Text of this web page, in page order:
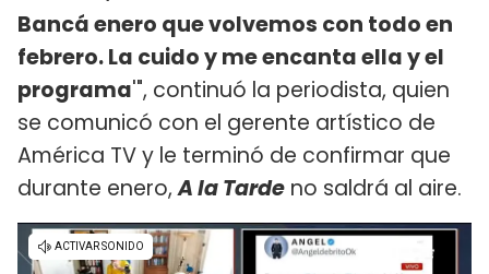
Bancá enero que volvemos con todo en
febrero. La cuido y me encanta ella y el
programa'", continuó la periodista, quien
se comunicó con el gerente artístico de
América TV y le terminó de confirmar que
durante enero,A la Tarde no saldrá al aire.